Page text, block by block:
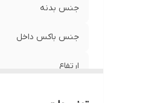
جنس بدنه
جنس باکس داخل
ارتفاع